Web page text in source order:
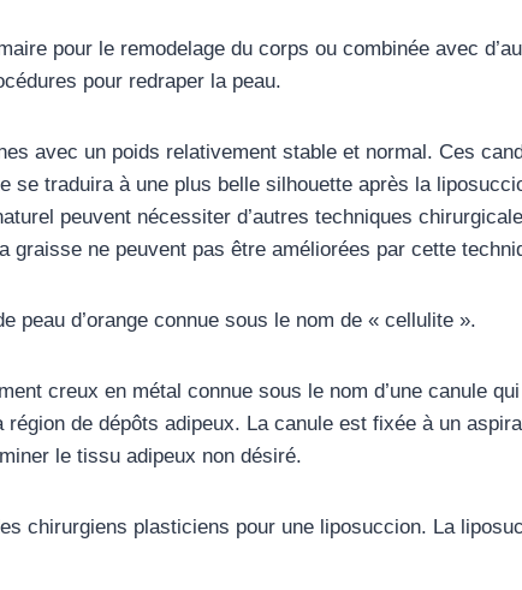
pour le remodelage du corps ou combinée avec
pour redraper la peau.
avec un poids relativement stable et normal. Ces
traduira à une plus belle silhouette après la
peuvent nécessiter d’autres techniques
graisse ne peuvent pas être améliorées par cette
peau d’orange connue sous le nom de « cellulite ».
creux en métal connue sous le nom d’une canule
de dépôts adipeux. La canule est fixée à un
le tissu adipeux non désiré.
chirurgiens plasticiens pour une liposuccion. La